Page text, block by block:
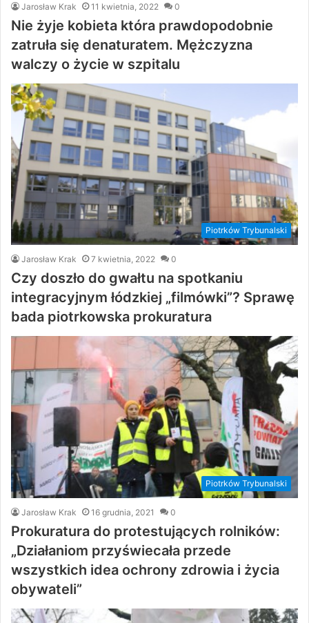
Jarosław Krak 11 kwietnia, 2022 0
Nie żyje kobieta która prawdopodobnie
zatruła się denaturatem. Mężczyzna
walczy o życie w szpitalu
Piotrków Trybunalski
Jarosław Krak 7 kwietnia, 2022 0
Czy doszło do gwałtu na spotkaniu
integracyjnym łódzkiej „filmówki”? Sprawę
bada piotrkowska prokuratura
Piotrków Trybunalski
Jarosław Krak 16 grudnia, 2021 0
Prokuratura do protestujących rolników:
„Działaniom przyświecała przede
wszystkich idea ochrony zdrowia i życia
obywateli”